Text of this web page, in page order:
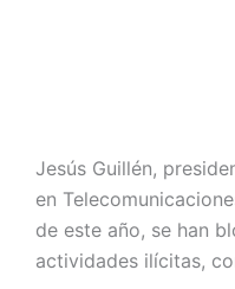
Jesús Guillén,
en
de este año, se han
actividades ilícitas,